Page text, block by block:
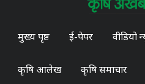
मुख्य पृष्ठ ई-पेपर वीडियो
कृषि आलेख कृषि समाचार